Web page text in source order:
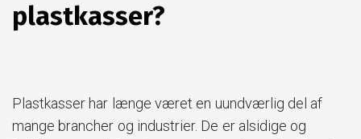
plastkasser?
Plastkasser har længe været en uundværlig del af
mange brancher og industrier. De er alsidige og